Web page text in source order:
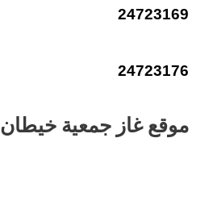
24723169
24723176
موقع غاز جمعية خيطان